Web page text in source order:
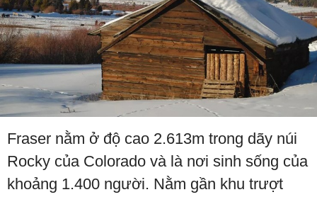
Fraser nằm ở độ cao 2.613m trong dãy núi
Rocky của Colorado và là nơi sinh sống của
khoảng 1.400 người. Nằm gần khu trượt